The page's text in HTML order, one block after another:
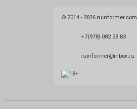
© 2014 - 2026 ruinformer.com
+7(978) 082 28 83
ruinformer@inbox.ru